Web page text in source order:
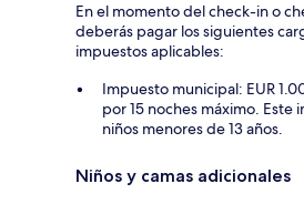
En el momento del check-in o
deberás pagar los siguientes
impuestos aplicables:
Impuesto municipal: EUR
por 15 noches máximo. Este
niños menores de 13 años.
Niños y camas adicionales